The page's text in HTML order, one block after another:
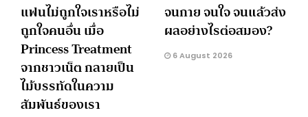
แฟนไม่ถูกใจเราหรือไม่
ถูกใจคนอื่น เมื่อ
Princess Treatment
จากชาวเน็ต กลายเป็น
ไม้บรรทัดในความ
สัมพันธ์ของเรา
จนกาย จนใจ จนแล้วส่ง
ผลอย่างไรต่อสมอง?
6 August 2026